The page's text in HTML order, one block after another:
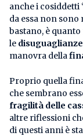
anche i cosiddetti
da essa non sono
bastano, è
le
manovra della
Proprio quella
che sembrano
fragilità delle
altre riflessioni
di questi anni è